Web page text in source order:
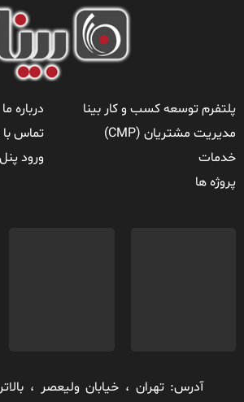
پلتفرم توسعه کسب و کار بینا
مدیریت مشتریان (CMP)
خدمات
پروژه ها
درباره ما
تماس با
ورود
آدرس: تهران ، خيابان ولیعصر ،